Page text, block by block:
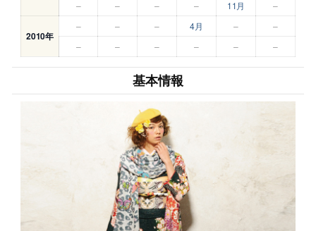
–
– – – 11月 –
2010年
– – – 4月 –
–
–
– – – – –
基本情報